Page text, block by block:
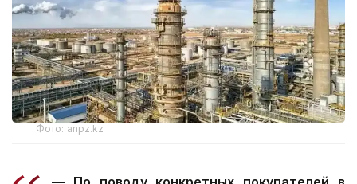
Фото: anpz.kz